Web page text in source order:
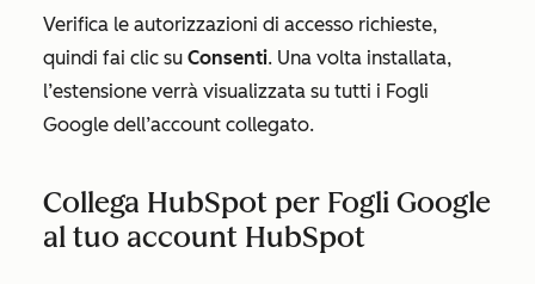
Verifica le autorizzazioni di accesso richieste,
quindi fai clic su Consenti. Una volta installata,
l’estensione verrà visualizzata su tutti i Fogli
Google dell’account collegato.
Collega HubSpot per Fogli Google
al tuo account HubSpot